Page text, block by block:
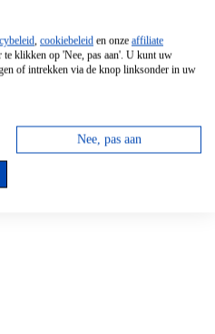
, cookiebeleid en onze affiliate
te klikken op 'Nee, pas aan'. U kunt uw
of intrekken via de knop linksonder in uw
Nee, pas aan